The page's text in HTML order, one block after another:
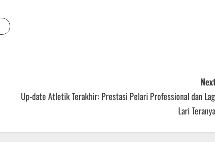
Up-date Atletik Terakhir: Prestasi Pelari Professional dan
Lari